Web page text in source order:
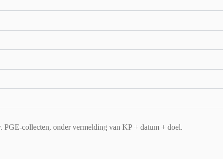
collecten, onder vermelding van KP + datum + doel.